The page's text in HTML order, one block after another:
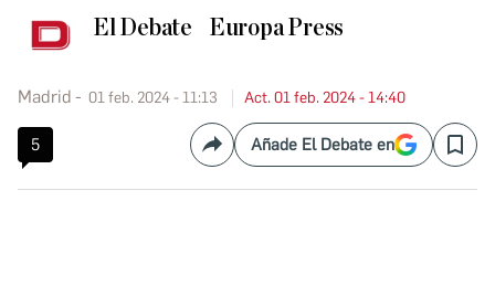
El Debate Europa Press
Madrid 01 feb. 2024 - 11:13 Act. 01 feb. 2024 - 14:40
5 CompartirAñade El Debate en Save